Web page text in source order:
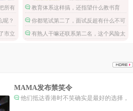
所有
呢？
市立
教育体系这样搞，还指望什么教书育
人。你都笔试第二了，面试反超有什么不可
能的，非要多此一举。
有熟人干嘛还联系第二名，这个风险太
MAMA发布禁笑令
他们抵达香港时不笑确实是最好的选择，